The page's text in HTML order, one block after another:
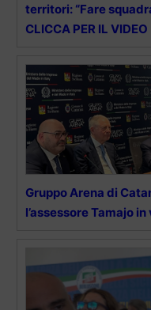
territori: “Fare
CLICCA PER IL VIDEO
Gruppo Arena di
l’assessore Tamajo